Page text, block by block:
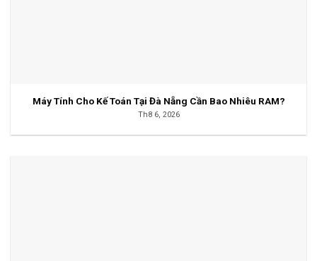
Máy Tính Cho Kế Toán Tại Đà Nẵng Cần Bao Nhiêu RAM?
Th8 6, 2026